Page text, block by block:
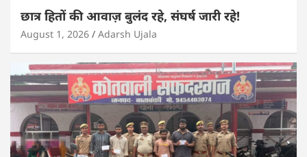
छात्र हितों की आवाज़ बुलंद रहे, संघर्ष जारी रहे!
August 1, 2026 Adarsh Ujala